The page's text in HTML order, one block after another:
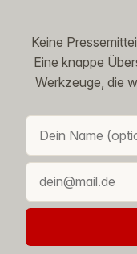
Keine
Eine knappe
Werkzeuge, die